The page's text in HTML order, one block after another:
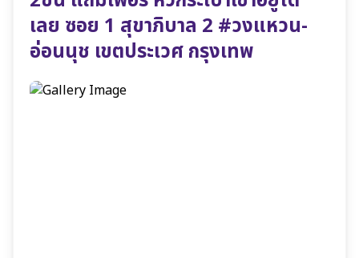
เลย ซอย 1 สุขาภิบาล 2 #วงแหวน-
อ่อนนุช เขตประเวศ กรุงเทพ